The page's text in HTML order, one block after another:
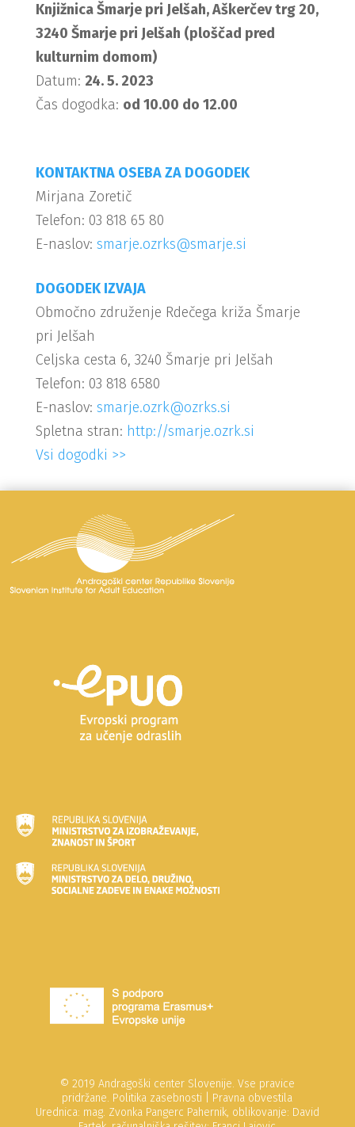
Knjižnica Šmarje pri Jelšah, Aškerčev trg 20,
3240 Šmarje pri Jelšah (ploščad pred
kulturnim domom)
Datum: 24. 5. 2023
Čas dogodka: od 10.00 do 12.00
KONTAKTNA OSEBA ZA DOGODEK
Mirjana Zoretič
Telefon: 03 818 65 80
E-naslov: smarje.ozrks@smarje.si
DOGODEK IZVAJA
Območno združenje Rdečega križa Šmarje
pri Jelšah
Celjska cesta 6, 3240 Šmarje pri Jelšah
Telefon: 03 818 6580
E-naslov: smarje.ozrk@ozrks.si
Spletna stran: http://smarje.ozrk.si
Vsi dogodki >>
© 2019 Andragoški center Slovenije. Vse pravice
pridržane. Politika zasebnosti
Pravna obvestila
Urednica: mag. Zvonka Pangerc Pahernik, oblikovanje: David